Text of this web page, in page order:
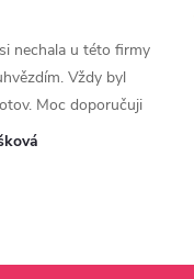
nechala u této firmy
Vždy byl
Moc doporučuji